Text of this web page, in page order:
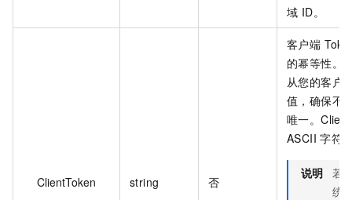
域 ID。
ClientToken string 否
客户端
的幂等性。
从您的客户
值，确保不
唯一。
ASCII 字符
说明 若
统